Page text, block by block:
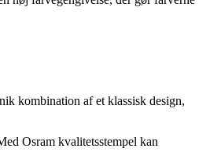
kombination af et klassisk design,
Osram kvalitetsstempel kan